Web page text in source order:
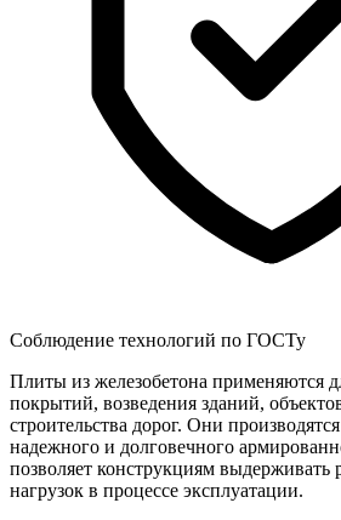
Соблюдение технологий по ГОСТу
Плиты из железобетона применяются
покрытий, возведения зданий,
строительства дорог. Они
надежного и долговечного
позволяет конструкциям выдерживать
нагрузок в процессе эксплуатации.